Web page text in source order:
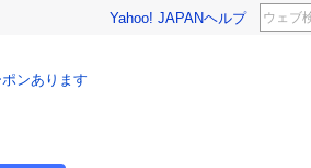
Yahoo! JAPANヘルプ
ポンあります